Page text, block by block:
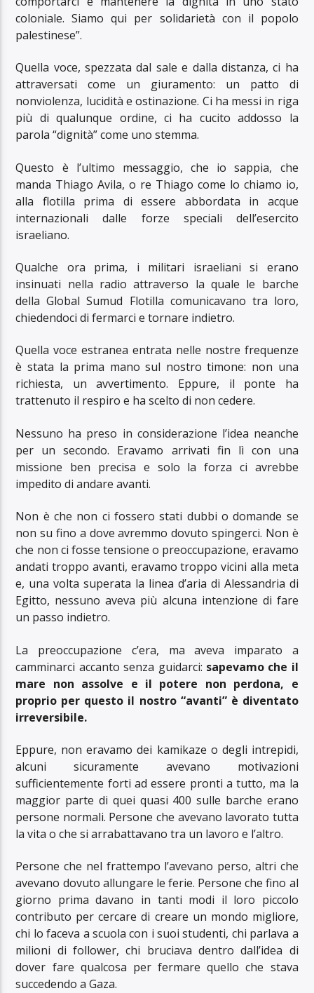
coloniale. Siamo qui per solidarietà con il popolo
palestinese”.
Quella voce, spezzata dal sale e dalla distanza, ci ha
attraversati come un giuramento: un patto di
nonviolenza, lucidità e ostinazione. Ci ha messi in riga
più di qualunque ordine, ci ha cucito addosso la
parola “dignità” come uno stemma.
Questo è l’ultimo messaggio, che io sappia, che
manda Thiago Avila, o re Thiago come lo chiamo io,
alla flotilla prima di essere abbordata in acque
internazionali dalle forze speciali dell’esercito
israeliano.
Qualche ora prima, i militari israeliani si erano
insinuati nella radio attraverso la quale le barche
della Global Sumud Flotilla comunicavano tra loro,
chiedendoci di fermarci e tornare indietro.
Quella voce estranea entrata nelle nostre frequenze
è stata la prima mano sul nostro timone: non una
richiesta, un avvertimento. Eppure, il ponte ha
trattenuto il respiro e ha scelto di non cedere.
Nessuno ha preso in considerazione l’idea neanche
per un secondo. Eravamo arrivati fin lì con una
missione ben precisa e solo la forza ci avrebbe
impedito di andare avanti.
Non è che non ci fossero stati dubbi o domande se
non su fino a dove avremmo dovuto spingerci. Non è
che non ci fosse tensione o preoccupazione, eravamo
andati troppo avanti, eravamo troppo vicini alla meta
e, una volta superata la linea d’aria di Alessandria di
Egitto, nessuno aveva più alcuna intenzione di fare
un passo indietro.
La preoccupazione c’era, ma aveva imparato a
camminarci accanto senza guidarci: sapevamo che il
mare non assolve e il potere non perdona, e
proprio per questo il nostro “avanti” è diventato
irreversibile.
Eppure, non eravamo dei kamikaze o degli intrepidi,
alcuni sicuramente avevano motivazioni
sufficientemente forti ad essere pronti a tutto, ma la
maggior parte di quei quasi 400 sulle barche erano
persone normali. Persone che avevano lavorato tutta
la vita o che si arrabattavano tra un lavoro e l’altro.
Persone che nel frattempo l’avevano perso, altri che
avevano dovuto allungare le ferie. Persone che fino al
giorno prima davano in tanti modi il loro piccolo
contributo per cercare di creare un mondo migliore,
chi lo faceva a scuola con i suoi studenti, chi parlava a
milioni di follower, chi bruciava dentro dall’idea di
dover fare qualcosa per fermare quello che stava
succedendo a Gaza.